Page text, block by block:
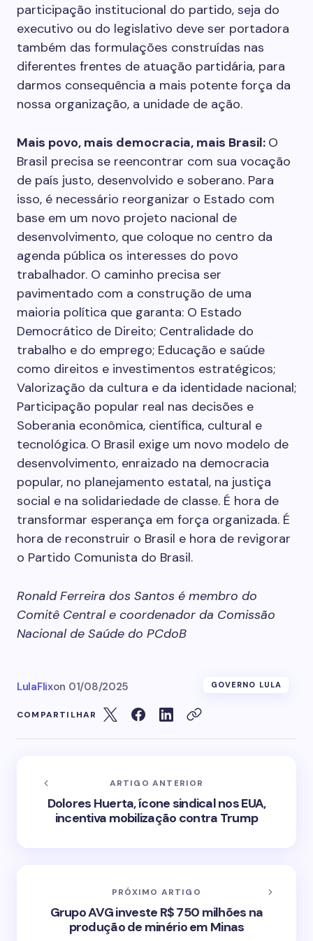
participação institucional do partido, seja do
executivo ou do legislativo deve ser portadora
também das formulações construídas nas
diferentes frentes de atuação partidária, para
darmos consequência a mais potente força da
nossa organização, a unidade de ação.
Mais povo, mais democracia, mais Brasil: O
Brasil precisa se reencontrar com sua vocação
de país justo, desenvolvido e soberano. Para
isso, é necessário reorganizar o Estado com
base em um novo projeto nacional de
desenvolvimento, que coloque no centro da
agenda pública os interesses do povo
trabalhador. O caminho precisa ser
pavimentado com a construção de uma
maioria política que garanta: O Estado
Democrático de Direito; Centralidade do
trabalho e do emprego; Educação e saúde
como direitos e investimentos estratégicos;
Valorização da cultura e da identidade nacional;
Participação popular real nas decisões e
Soberania econômica, científica, cultural e
tecnológica. O Brasil exige um novo modelo de
desenvolvimento, enraizado na democracia
popular, no planejamento estatal, na justiça
social e na solidariedade de classe. É hora de
transformar esperança em força organizada. É
hora de reconstruir o Brasil e hora de revigorar
o Partido Comunista do Brasil.
Ronald Ferreira dos Santos é membro do
Comitê Central e coordenador da Comissão
Nacional de Saúde do PCdoB
LulaFlixon 01/08/2025 GOVERNO LULA
COMPARTILHAR
ARTIGO ANTERIOR
Dolores Huerta, ícone sindical nos EUA,
incentiva mobilização contra Trump
PRÓXIMO ARTIGO
Grupo AVG investe R$ 750 milhões na
produção de minério em Minas